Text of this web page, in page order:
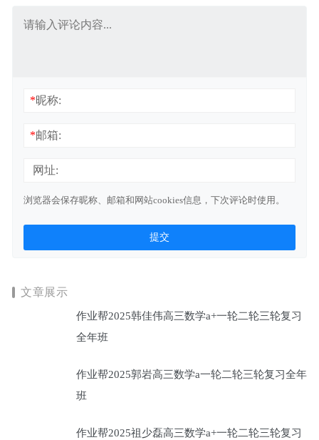
*昵称:
*邮箱:
网址:
浏览器会保存昵称、邮箱和网站cookies信息，下次评论时使用。
文章展示
作业帮2025韩佳伟高三数学a+一轮二轮三轮复习
全年班
作业帮2025郭岩高三数学a一轮二轮三轮复习全年
班
作业帮2025祖少磊高三数学a+一轮二轮三轮复习